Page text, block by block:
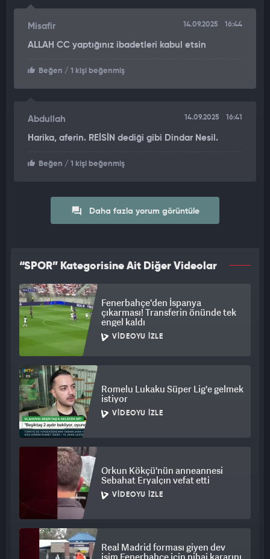
Misafir 14.09.2025 16:44
ALLAH CC yaptığınız ibadetleri kabul etsin
Beğen / 1 kişi beğenmiş
Abdullah 14.09.2025 16:41
Harika, aferin. REİSİN dediği gibi Dindar Nesil.
Beğen / 1 kişi beğenmiş
Daha fazla yorum görüntüle
“SPOR” Kategorisine Ait Diğer Videolar
Fenerbahçe'den İspanya
çıkarması! Transferin önünde tek
engel kaldı
VIDEOYU İZLE
Romelu Lukaku Süper Lig'e gelmek
istiyor
VIDEOYU İZLE
Orkun Kökçü'nün anneannesi
Sebahat Eryalçın vefat etti
VIDEOYU İZLE
Real Madrid forması giyen dev